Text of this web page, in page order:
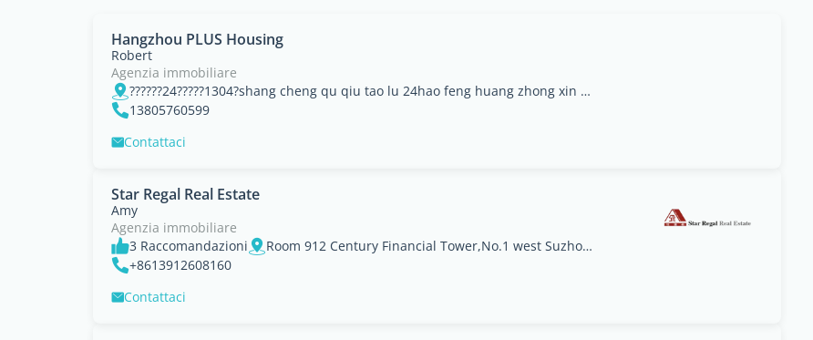
Hangzhou PLUS Housing
Robert
Agenzia immobiliare
??????24?????1304?shang cheng qu qiu tao lu 24hao feng huang zhong xin 1304shi
13805760599
Contattaci
Star Regal Real Estate
Amy
Agenzia immobiliare
3 Raccomandazioni
Room 912 Century Financial Tower,No.1 west Suzhou Avenue, Suzhou Industrial Park, Jiangsu Sheng
+8613912608160
Contattaci